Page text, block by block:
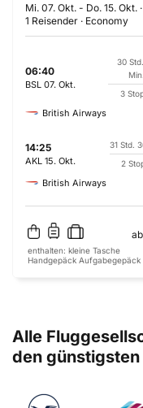
Mi. 07. Okt. - Do. 15. Okt.
1 Reisender
Economy
06:40
BSL 07. Okt.
30
Min.
3
British Airways
14:25
AKL 15. Okt.
31 Std.
2
British Airways
ab
enthalten: kleine Tasche
Handgepäck Aufgabegepäck
Alle
den